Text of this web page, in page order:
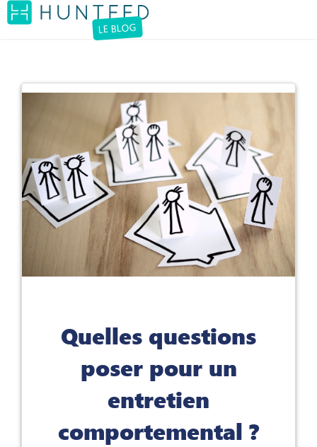
LE BLOG
Quelles questions
poser pour un
entretien
comportemental ?